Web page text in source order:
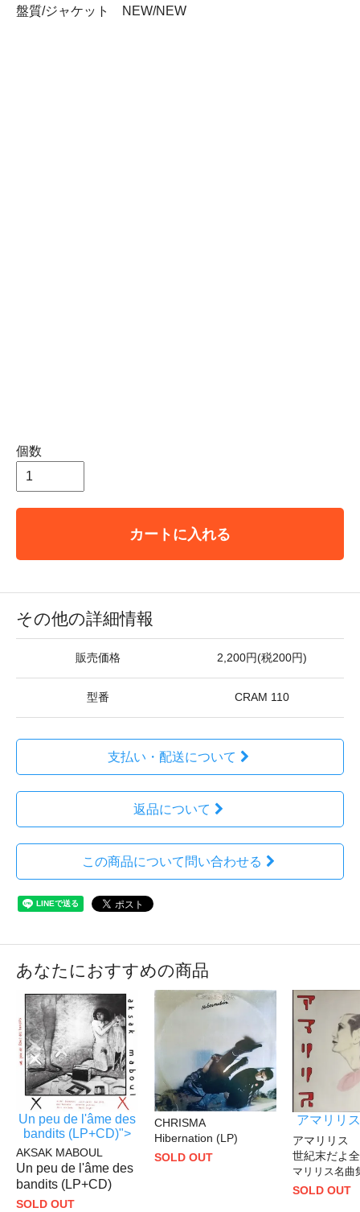
盤質/ジャケット NEW/NEW
個数
カートに入れる
その他の詳細情報
販売価格 2,200円(税200円)
型番 CRAM 110
支払い・配送について
返品について
この商品について問い合わせる
あなたにおすすめの商品
Un peu de l'âme des
bandits (LP+CD)">
AKSAK MABOUL
Un peu de l'âme des
bandits (LP+CD)
SOLD OUT
CHRISMA
Hibernation (LP)
SOLD OUT
アマリリ
アマリリス
世紀末だよ
マリリス名曲
SOLD OUT